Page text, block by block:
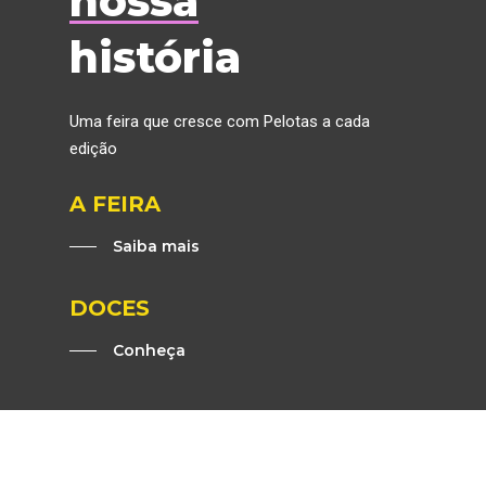
história
Uma feira que cresce com Pelotas a cada
edição
A FEIRA
Saiba mais
DOCES
Conheça